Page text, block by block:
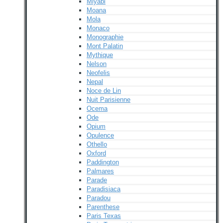
Moana
Mola
Monaco
Monographie
Mont Palatin
Mythique
Nelson
Neofelis
Nepal
Noce de Lin
Nuit Parisienne
Ocema
Ode
Opium
Opulence
Othello
Oxford
Paddington
Palmares
Parade
Paradisiaca
Paradou
Parenthese
Paris Texas